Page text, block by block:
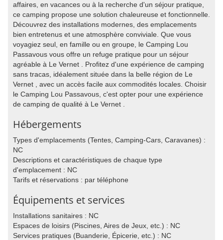
affaires, en vacances ou à la recherche d'un séjour pratique,
ce camping propose une solution chaleureuse et fonctionnelle.
Découvrez des installations modernes, des emplacements
bien entretenus et une atmosphère conviviale. Que vous
voyagiez seul, en famille ou en groupe, le Camping Lou
Passavous vous offre un refuge pratique pour un séjour
agréable à Le Vernet . Profitez d'une expérience de camping
sans tracas, idéalement située dans la belle région de Le
Vernet , avec un accès facile aux commodités locales. Choisir
le Camping Lou Passavous, c'est opter pour une expérience
de camping de qualité à Le Vernet .
Hébergements
Types d'emplacements (Tentes, Camping-Cars, Caravanes) :
NC
Descriptions et caractéristiques de chaque type
d'emplacement : NC
Tarifs et réservations : par téléphone
Équipements et services
Installations sanitaires : NC
Espaces de loisirs (Piscines, Aires de Jeux, etc.) : NC
Services pratiques (Buanderie, Épicerie, etc.) : NC